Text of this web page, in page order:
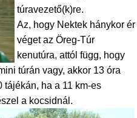
túravezető(k)re.
Az, hogy Nektek hánykor ér
véget az Öreg-Túr
kenutúra, attól függ, hogy
túrán vagy, akkor 13 óra
tájékán, ha a 11 km-es
a kocsidnál.